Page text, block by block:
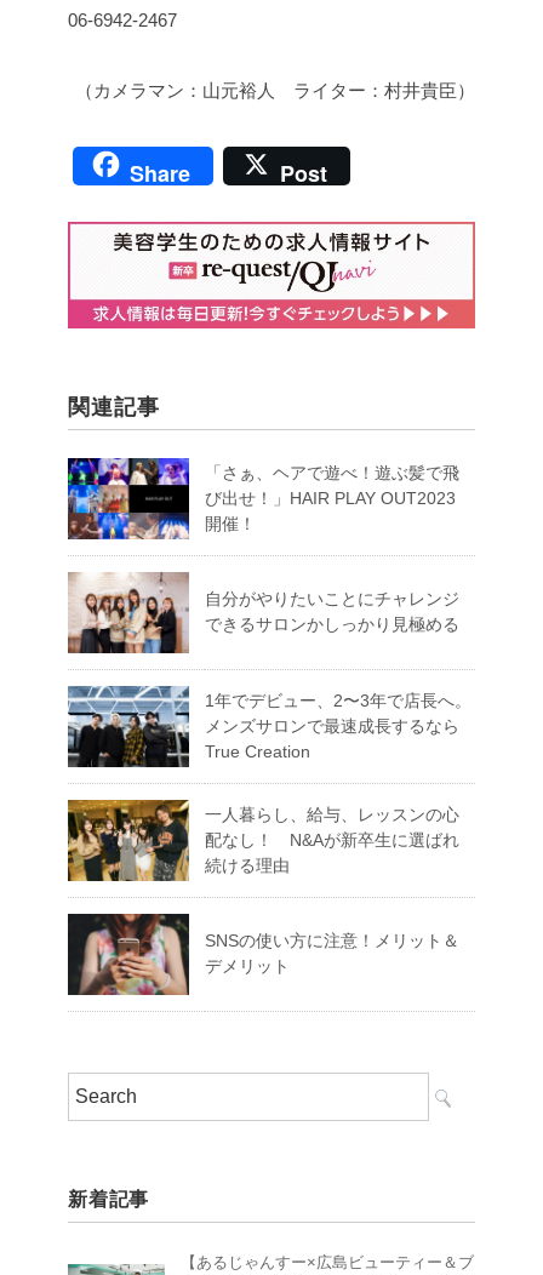
06-6942-2467
（カメラマン：山元裕人 ライター：村井貴臣）
Share Post
関連記事
「さぁ、ヘアで遊べ！遊ぶ髪で飛
び出せ！」HAIR PLAY OUT2023
開催！
自分がやりたいことにチャレンジ
できるサロンかしっかり見極める
1年でデビュー、2〜3年で店長へ。
メンズサロンで最速成長するなら
True Creation
一人暮らし、給与、レッスンの心
配なし！ N&Aが新卒生に選ばれ
続ける理由
SNSの使い方に注意！メリット＆
デメリット
新着記事
【あるじゃんすー×広島ビューティー＆ブ